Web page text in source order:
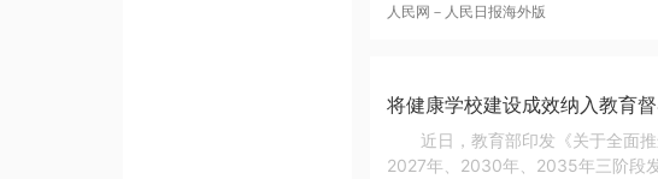
人民网－人民日报海外版
将健康学校建设成效纳入教育
近日，教育部印发《关于全面
2027年、2030年、2035年三阶段